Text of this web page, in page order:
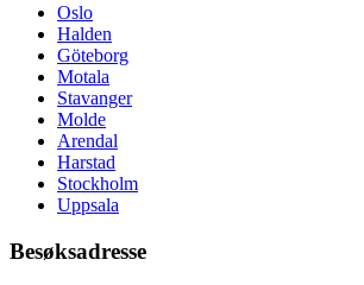
Oslo
Halden
Göteborg
Motala
Stavanger
Molde
Arendal
Harstad
Stockholm
Uppsala
Besøksadresse